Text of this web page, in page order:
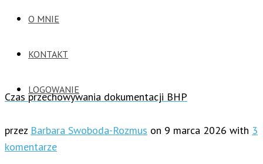
O MNIE
KONTAKT
LOGOWANIE
Czas przechowywania dokumentacji BHP
przez Barbara Swoboda-Rozmus on 9 marca 2026 with 3
komentarze